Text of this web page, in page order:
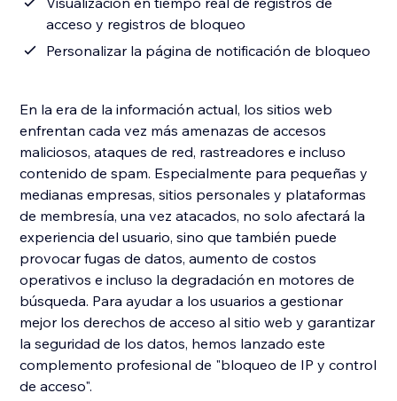
acceso y registros de bloqueo
Personalizar la página de notificación de bloqueo
En la era de la información actual, los sitios web
enfrentan cada vez más amenazas de accesos
maliciosos, ataques de red, rastreadores e incluso
contenido de spam. Especialmente para pequeñas y
medianas empresas, sitios personales y plataformas
de membresía, una vez atacados, no solo afectará la
experiencia del usuario, sino que también puede
provocar fugas de datos, aumento de costos
operativos e incluso la degradación en motores de
búsqueda. Para ayudar a los usuarios a gestionar
mejor los derechos de acceso al sitio web y garantizar
la seguridad de los datos, hemos lanzado este
complemento profesional de "bloqueo de IP y control
de acceso".